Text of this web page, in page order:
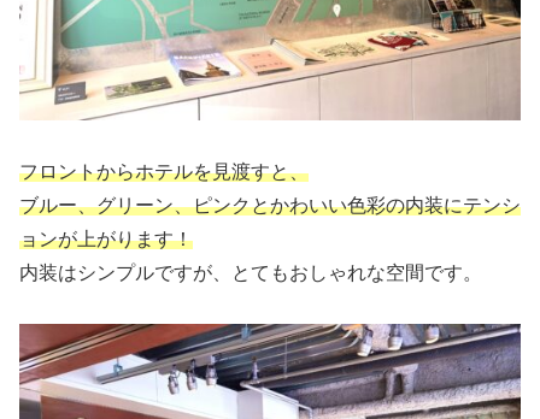
フロントからホテルを見渡すと、
ブルー、グリーン、ピンクとかわいい色彩の内装にテンシ
ョンが上がります！
内装はシンプルですが、とてもおしゃれな空間です。